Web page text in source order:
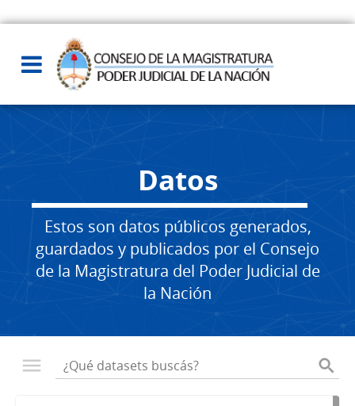
Datos
Estos son datos públicos generados,
guardados y publicados por el Consejo
de la Magistratura del Poder Judicial de
la Nación